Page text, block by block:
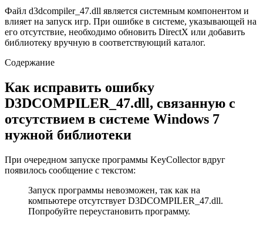
Файл d3dcompiler_47.dll является системным компонентом и
влияет на запуск игр. При ошибке в системе, указывающей на
его отсутствие, необходимо обновить DirectX или добавить
библиотеку вручную в соответствующий каталог.
Содержание
Как исправить ошибку
D3DCOMPILER_47.dll, связанную с
отсутствием в системе Windows 7
нужной библиотеки
При очередном запуске программы KeyCollector вдруг
появилось сообщение с текстом:
Запуск программы невозможен, так как на
компьютере отсутствует D3DCOMPILER_47.dll.
Попробуйте переустановить программу.